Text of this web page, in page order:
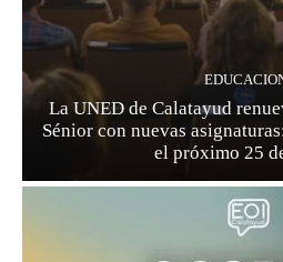
La UNED de Calatayud
Sénior con nuevas
el próximo 25